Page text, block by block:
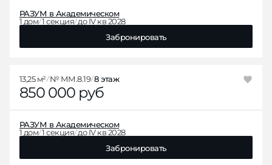
РАЗУМ в Академическом
1 дом 1 секция до IV кв 2028
Забронировать
850 000 руб
13,25 м² № ММ.8.19 8 этаж
РАЗУМ в Академическом
1 дом 1 секция до IV кв 2028
Забронировать